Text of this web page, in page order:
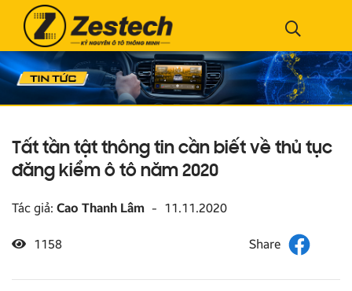
Tất tần tật thông tin cần biết về thủ tục
đăng kiểm ô tô năm 2020
Tác giả: Cao Thanh Lâm - 11.11.2020
1158